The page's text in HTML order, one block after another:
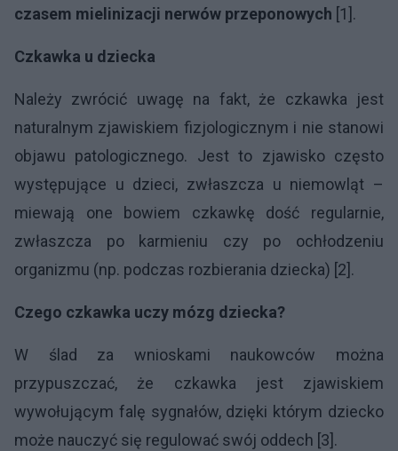
czasem mielinizacji nerwów przeponowych [1].
Czkawka u dziecka
Należy zwrócić uwagę na fakt, że czkawka jest
naturalnym zjawiskiem fizjologicznym i nie stanowi
objawu patologicznego. Jest to zjawisko często
występujące u dzieci, zwłaszcza u niemowląt –
miewają one bowiem czkawkę dość regularnie,
zwłaszcza po karmieniu czy po ochłodzeniu
organizmu (np. podczas rozbierania dziecka) [2].
Czego czkawka uczy mózg dziecka?
W ślad za wnioskami naukowców można
przypuszczać, że czkawka jest zjawiskiem
wywołującym falę sygnałów, dzięki którym dziecko
może nauczyć się regulować swój oddech [3].